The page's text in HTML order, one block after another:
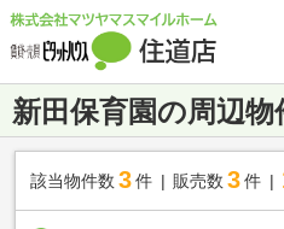
新田保育園の周辺物
該当物件数 3件 販売数 3 件